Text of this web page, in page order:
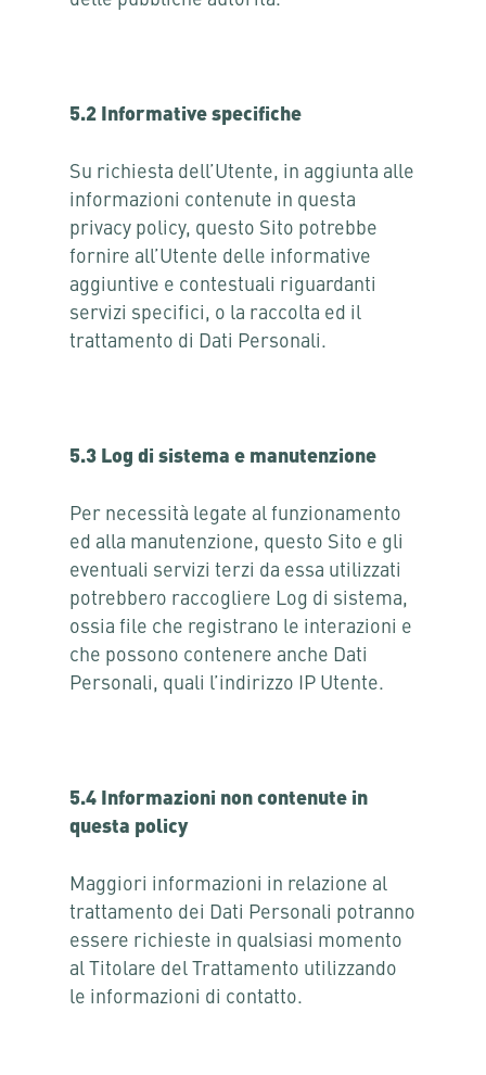
5.2 Informative specifiche
Su richiesta dell’Utente, in aggiunta alle
informazioni contenute in questa
privacy policy, questo Sito potrebbe
fornire all’Utente delle informative
aggiuntive e contestuali riguardanti
servizi specifici, o la raccolta ed il
trattamento di Dati Personali.
5.3 Log di sistema e manutenzione
Per necessità legate al funzionamento
ed alla manutenzione, questo Sito e gli
eventuali servizi terzi da essa utilizzati
potrebbero raccogliere Log di sistema,
ossia file che registrano le interazioni e
che possono contenere anche Dati
Personali, quali l’indirizzo IP Utente.
5.4 Informazioni non contenute in
questa policy
Maggiori informazioni in relazione al
trattamento dei Dati Personali potranno
essere richieste in qualsiasi momento
al Titolare del Trattamento utilizzando
le informazioni di contatto.